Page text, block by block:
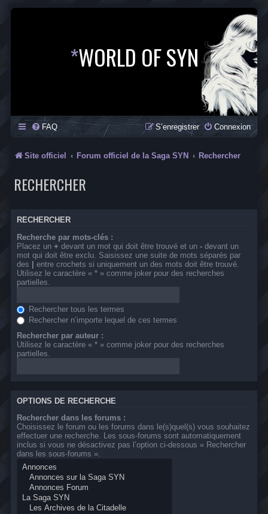
*WORLD OF SYN
FAQ Connexion
S’enregistrer
Site officiel Forum officiel de la Saga SYN Rechercher
RECHERCHER
RECHERCHER
Recherche par mots-clés :
Placez un + devant un mot qui doit être trouvé et un - devant un
mot qui doit être exclu. Saisissez une suite de mots séparés par
des | entre crochets si uniquement un des mots doit être trouvé.
Utilisez le caractère « * » comme joker pour des recherches
partielles.
Rechercher tous les termes
Rechercher n’importe lequel de ces termes
Rechercher par auteur :
Utilisez le caractère « * » comme joker pour des recherches
partielles.
OPTIONS DE RECHERCHE
Rechercher dans les forums :
Choisissez le forum ou les forums dans le(s)quel(s) vous souhaitez
effectuer une recherche. Les sous-forums sont automatiquement
inclus si vous ne désactivez pas l’option ci-dessous « Rechercher
dans les sous-forums ».